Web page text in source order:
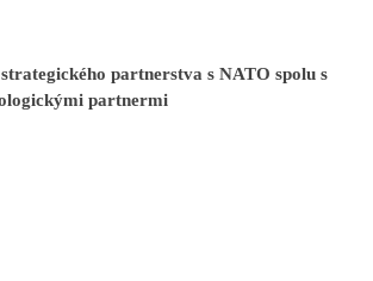
partnerstva s NATO spolu s
partnermi